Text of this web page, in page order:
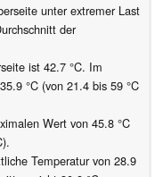
unter extremer Last
der
ist 42.7 °C. Im
°C (von 21.4 bis 59 °C
Wert von 45.8 °C
Temperatur von 28.9